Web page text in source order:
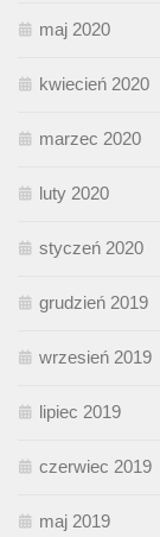
maj 2020
kwiecień 2020
marzec 2020
luty 2020
styczeń 2020
grudzień 2019
wrzesień 2019
lipiec 2019
czerwiec 2019
maj 2019